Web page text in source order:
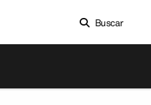
Buscar